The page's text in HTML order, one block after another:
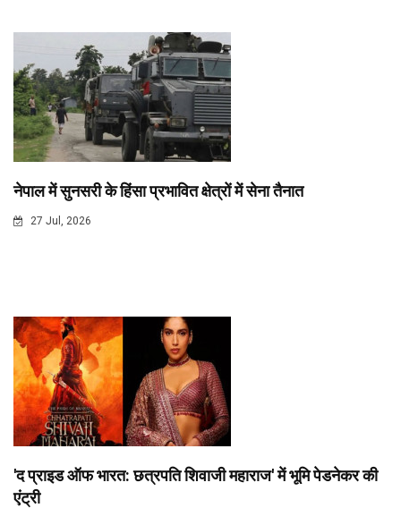
नेपाल में सुनसरी के हिंसा प्रभावित क्षेत्रों में सेना तैनात
27 Jul, 2026
'द प्राइड ऑफ भारत: छत्रपति शिवाजी महाराज' में भूमि पेडनेकर की
एंट्री